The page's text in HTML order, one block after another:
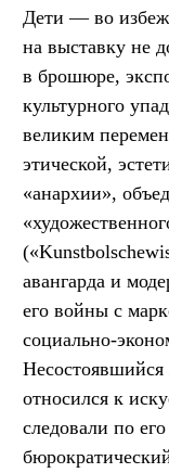
Дети — во
на выставку не
в брошюре,
культурного
великим
этической,
«анархии»,
авангарда и
его войны с
социально-
Несостоявшийся
относился к
следовали по